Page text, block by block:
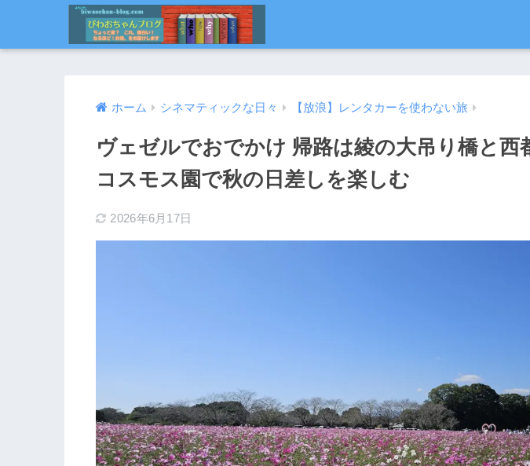
ホーム シネマティックな日々 【放浪】レンタカーを使わない旅
ヴェゼルでおでかけ 帰路は綾の大吊り橋と西
コスモス園で秋の日差しを楽しむ
2026年6月17日